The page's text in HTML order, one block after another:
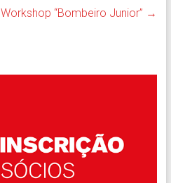
Workshop “Bombeiro Junior” →